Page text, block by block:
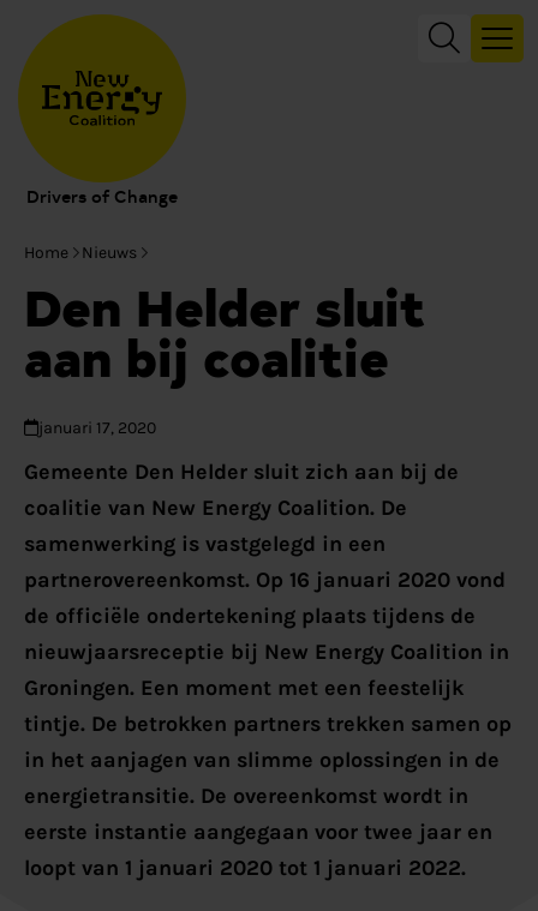
Drivers of Change
Home Nieuws
Den Helder sluit
aan bij coalitie
januari 17, 2020
Gemeente Den Helder sluit zich aan bij de
coalitie van New Energy Coalition. De
samenwerking is vastgelegd in een
partnerovereenkomst. Op 16 januari 2020 vond
de officiële ondertekening plaats tijdens de
nieuwjaarsreceptie bij New Energy Coalition in
Groningen. Een moment met een feestelijk
tintje. De betrokken partners trekken samen op
in het aanjagen van slimme oplossingen in de
energietransitie. De overeenkomst wordt in
eerste instantie aangegaan voor twee jaar en
loopt van 1 januari 2020 tot 1 januari 2022.